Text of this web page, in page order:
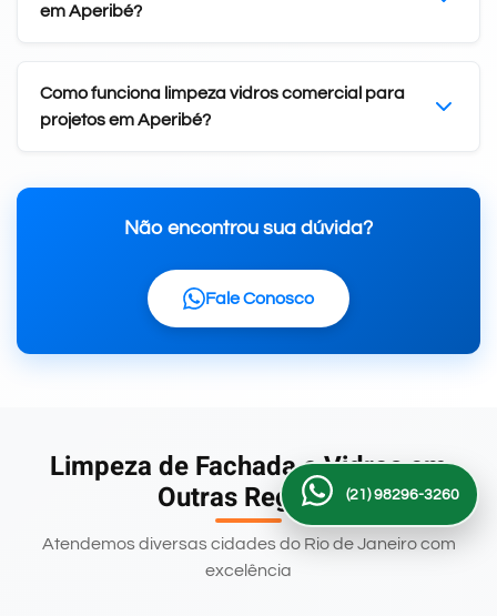
em Aperibé?
Como funciona limpeza vidros comercial para
projetos em Aperibé?
Não encontrou sua dúvida?
Fale Conosco
Limpeza de Fachada e Vidros em
Outras Regiões
Atendemos diversas cidades do Rio de Janeiro com
excelência
(21) 98296-3260